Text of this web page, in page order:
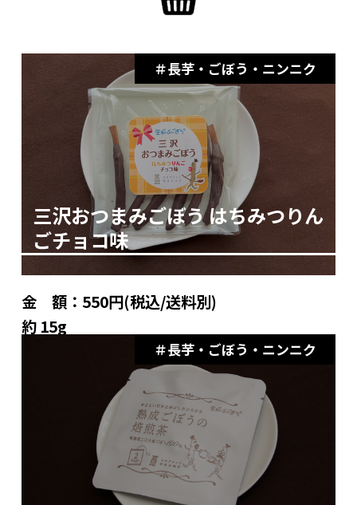
長芋・ごぼう・ニンニク
三沢おつまみごぼう はちみつりん
ごチョコ味
金 額： 550円(税込/送料別)
約 15g
長芋・ごぼう・ニンニク